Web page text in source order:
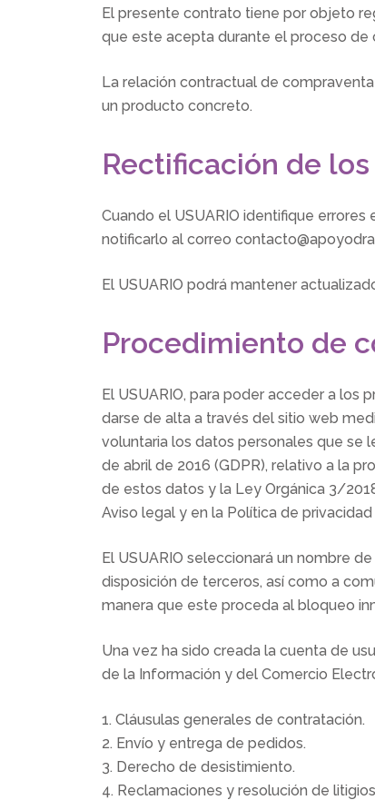
El presente contrato tiene por objeto
que este acepta durante el proceso de
La relación contractual de
un producto concreto.
Rectificación de
Cuando el USUARIO identifique
notificarlo al correo
El USUARIO podrá mantener
Procedimiento de
El USUARIO, para poder acceder a
darse de alta a través del sitio web
voluntaria los datos personales que se
de abril de 2016 (GDPR), relativo a la
de estos datos y la Ley Orgánica 3/
Aviso legal y en la Política de
El USUARIO seleccionará un nombre
disposición de terceros, así como a
manera que este proceda al bloqueo
Una vez ha sido creada la cuenta de
de la Información y del Comercio
1. Cláusulas generales de contratación.
2. Envío y entrega de pedidos.
3. Derecho de desistimiento.
4. Reclamaciones y resolución de